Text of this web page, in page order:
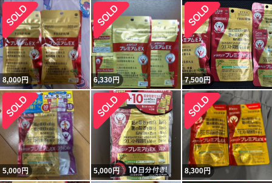
8,000円 6,330円 7,500円
5,000円 5,000円 8,300円